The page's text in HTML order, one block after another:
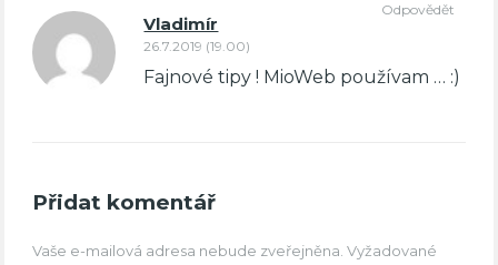
Vladimír
26.7.2019 (19.00)
Fajnové tipy ! MioWeb používam … :)
Odpovědět
Přidat komentář
Vaše e-mailová adresa nebude zveřejněna. Vyžadované